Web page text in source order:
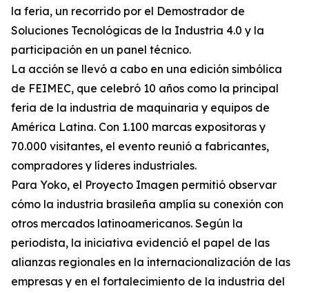
la feria, un recorrido por el Demostrador de
Soluciones Tecnológicas de la Industria 4.0 y la
participación en un panel técnico.
La acción se llevó a cabo en una edición simbólica
de FEIMEC, que celebró 10 años como la principal
feria de la industria de maquinaria y equipos de
América Latina. Con 1.100 marcas expositoras y
70.000 visitantes, el evento reunió a fabricantes,
compradores y líderes industriales.
Para Yoko, el Proyecto Imagen permitió observar
cómo la industria brasileña amplía su conexión con
otros mercados latinoamericanos. Según la
periodista, la iniciativa evidenció el papel de las
alianzas regionales en la internacionalización de las
empresas y en el fortalecimiento de la industria del